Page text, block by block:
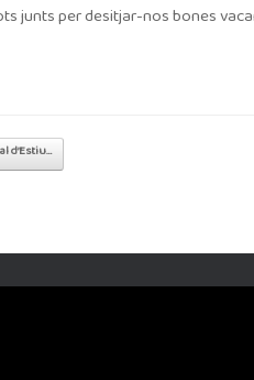
junts per desitjar-nos bones
d’Estiu…